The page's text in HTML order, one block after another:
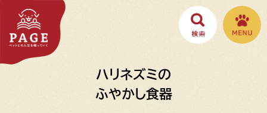
ハリネズミの
ふやかし食器